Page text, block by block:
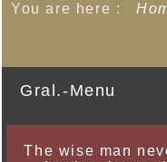
You are here :
Gral.-Menu
The wise man